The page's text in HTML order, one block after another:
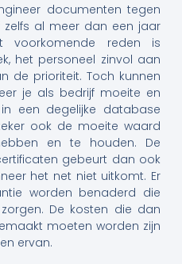
documenten tegen
al meer dan een jaar
voorkomende reden is
het personeel zinvol aan
de prioriteit. Toch kunnen
je als bedrijf moeite en
een degelijke database
ook de moeite waard
en te houden. De
gebeurt dan ook
het net niet uitkomt. Er
worden benaderd die
De kosten die dan
moeten worden zijn
ervan.